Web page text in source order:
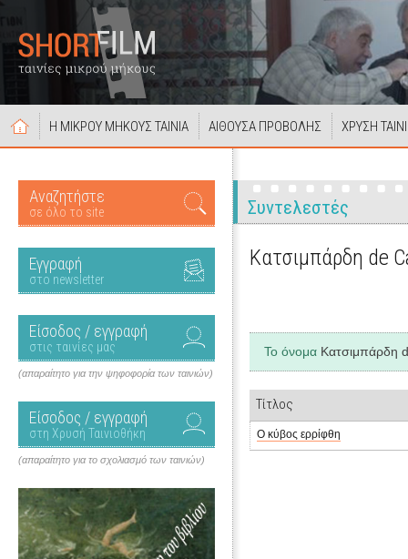
Η ΜΙΚΡΟΥ ΜΗΚΟΥΣ ΤΑΙΝΙΑ ΑΙΘΟΥΣΑ ΠΡΟΒΟΛΗΣ ΧΡΥΣΗ
Αναζητήστε
σε όλο το site
Εγγραφή
στο newsletter
Είσοδος / εγγραφή
στις ταινίες μας
(απαραίτητο για την ψηφοφορία των ταινιών)
Είσοδος / εγγραφή
στη Χρυσή Ταινιοθήκη
(απαραίτητο για το σχολιασμό των ταινιών)
Συντελεστές
Κατσιμπάρδη de
Το όνομα Κατσιμπάρδη
Τίτλος
Ο κύβος ερρίφθη